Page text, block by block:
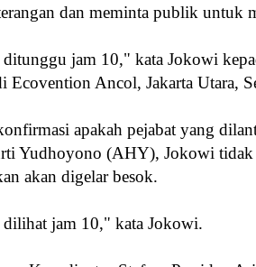
dan meminta publik untuk
jam 10," kata Jokowi
Ecovention Ancol, Jakarta Utara,
apakah pejabat yang
Yudhoyono (AHY), Jokowi tidak
akan digelar besok.
dilihat jam 10," kata Jokowi.